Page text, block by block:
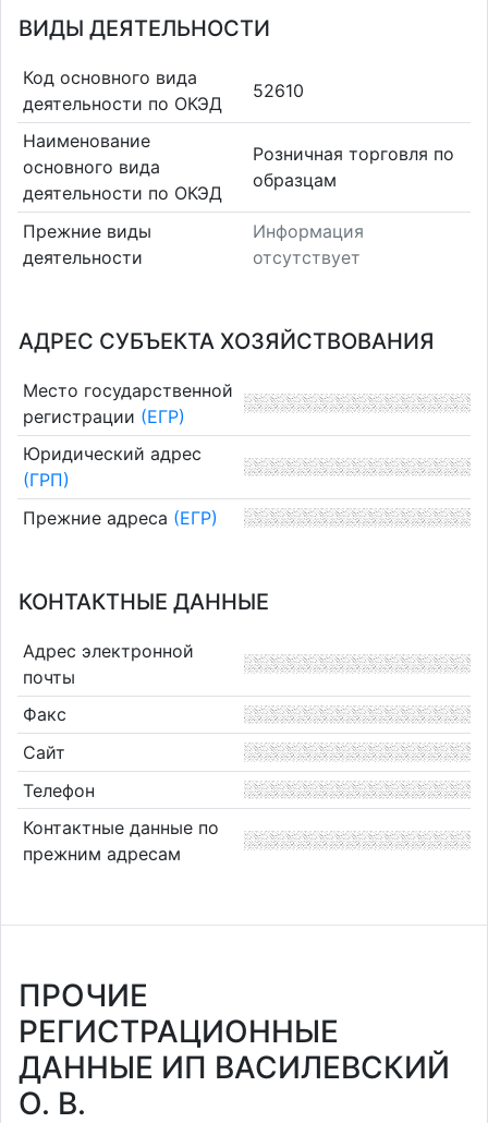
ВИДЫ ДЕЯТЕЛЬНОСТИ
Код основного вида
деятельности по ОКЭД
52610
Наименование
основного вида
деятельности по ОКЭД
Розничная торговля по
образцам
Прежние виды
деятельности
Информация
отсутствует
АДРЕС СУБЪЕКТА ХОЗЯЙСТВОВАНИЯ
Место государственной
регистрации (ЕГР)
Юридический адрес
(ГРП)
Прежние адреса (ЕГР)
КОНТАКТНЫЕ ДАННЫЕ
Адрес электронной
почты
Факс
Сайт
Телефон
Контактные данные по
прежним адресам
ПРОЧИЕ
РЕГИСТРАЦИОННЫЕ
ДАННЫЕ ИП ВАСИЛЕВСКИЙ
О. В.